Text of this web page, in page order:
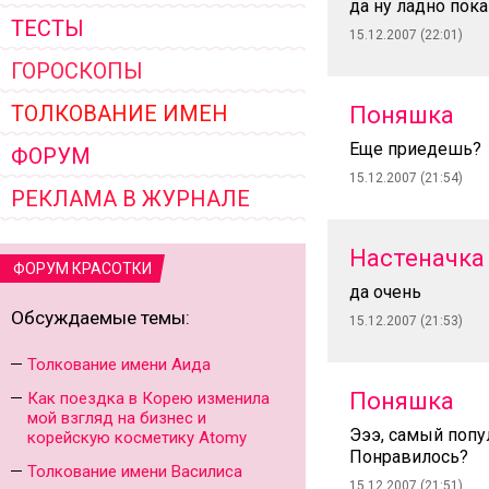
ТЕСТЫ
ГОРОСКОПЫ
ТОЛКОВАНИЕ ИМЕН
ФОРУМ
РЕКЛАМА В ЖУРНАЛЕ
ФОРУМ КРАСОТКИ
Обсуждаемые темы:
Толкование имени Аида
Как поездка в Корею изменила
мой взгляд на бизнес и
корейскую косметику Atomy
Толкование имени Василиса
да ну ладно пока
15.12.2007 (22:01)
Поняшка
Еще приедешь?
15.12.2007 (21:54)
Настеначка
да очень
15.12.2007 (21:53)
Поняшка
Эээ, самый
Понравилось?
15.12.2007 (21:51)